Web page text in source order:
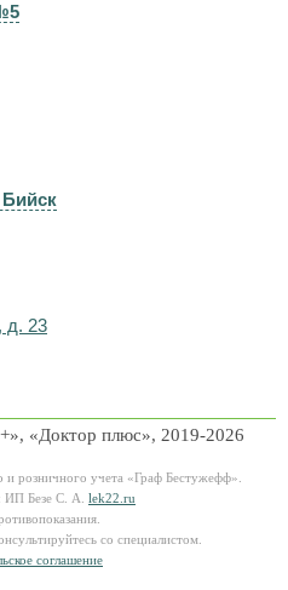
д. 23
«Доктор плюс», 2019-2026
и розничного учета «Граф Бестужефф».
ИП Безе С. А. lek22.ru
со специалистом.
соглашение